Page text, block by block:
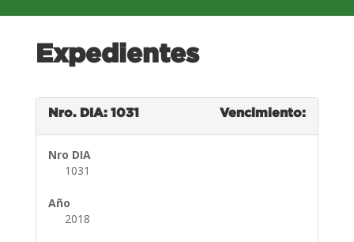
Expedientes
Nro. DIA: 1031 Vencimiento:
Nro DIA
1031
Año
2018